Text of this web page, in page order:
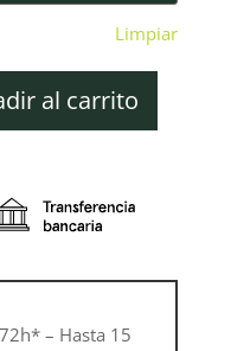
Limpiar
al carrito
– Hasta 15